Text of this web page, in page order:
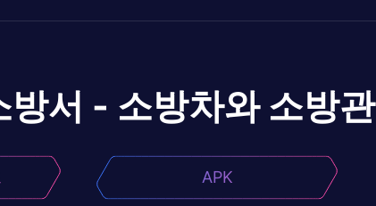
방서 - 소방차와 소방관
APK